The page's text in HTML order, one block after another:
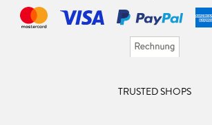
TRUSTED SHOPS